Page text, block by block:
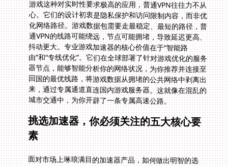
城市交通中，为你开辟了一条专属高速公路。
挑选加速器，你必须关注的五大核心要
素
面对市场上琳琅满目的加速器产品，如何做出明智的选
择？只看广告宣传可不行，你需要透过现象看本质，抓住